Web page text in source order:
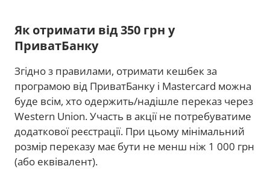
Як отримати від 350 грн у
ПриватБанку
Згідно з правилами, отримати кешбек за
програмою від ПриватБанку і Mastercard можна
буде всім, хто одержить/надішле переказ через
Western Union. Участь в акції не потребуватиме
додаткової реєстрації. При цьому мінімальний
розмір переказу має бути не менш ніж 1 000 грн
(або еквівалент).